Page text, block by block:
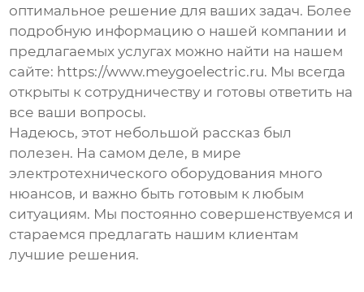
оптимальное решение для ваших задач. Более
подробную информацию о нашей компании и
предлагаемых услугах можно найти на нашем
сайте: https://www.meygoelectric.ru. Мы всегда
открыты к сотрудничеству и готовы ответить на
все ваши вопросы.
Надеюсь, этот небольшой рассказ был
полезен. На самом деле, в мире
электротехнического оборудования много
нюансов, и важно быть готовым к любым
ситуациям. Мы постоянно совершенствуемся и
стараемся предлагать нашим клиентам
лучшие решения.